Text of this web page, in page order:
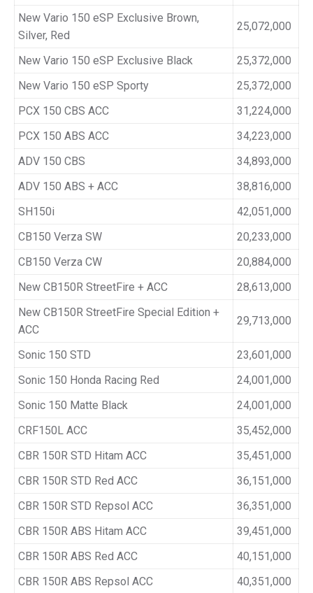
New Vario 150 eSP Exclusive Brown,
Silver, Red
25,072,000
New Vario 150 eSP Exclusive Black
25,372,000
New Vario 150 eSP Sporty
25,372,000
PCX 150 CBS ACC
31,224,000
PCX 150 ABS ACC
34,223,000
ADV 150 CBS
34,893,000
ADV 150 ABS + ACC
38,816,000
SH150i
42,051,000
CB150 Verza SW
20,233,000
CB150 Verza CW
20,884,000
New CB150R StreetFire + ACC
28,613,000
New CB150R StreetFire Special Edition +
ACC
29,713,000
Sonic 150 STD
23,601,000
Sonic 150 Honda Racing Red
24,001,000
Sonic 150 Matte Black
24,001,000
CRF150L ACC
35,452,000
CBR 150R STD Hitam ACC
35,451,000
CBR 150R STD Red ACC
36,151,000
CBR 150R STD Repsol ACC
36,351,000
CBR 150R ABS Hitam ACC
39,451,000
CBR 150R ABS Red ACC
40,151,000
CBR 150R ABS Repsol ACC
40,351,000